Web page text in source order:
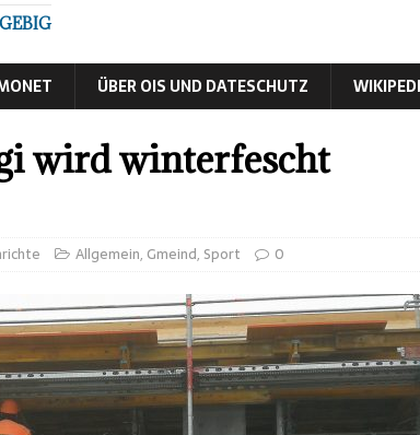
ÜBER OIS UND DATESCHUTZ
wird winterfescht
Allgemein, Gmeind, Sport 0